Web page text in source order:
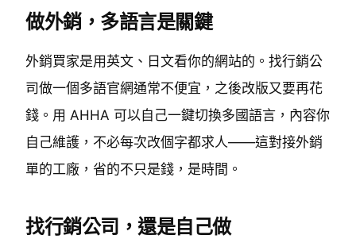
做外銷，多語言是關鍵
外銷買家是用英文、日文看你的網站的。找行銷公
司做一個多語官網通常不便宜，之後改版又要再花
錢。用 AHHA 可以自己一鍵切換多國語言，內容你
自己維護，不必每次改個字都求人——這對接外銷
單的工廠，省的不只是錢，是時間。
找行銷公司，還是自己做